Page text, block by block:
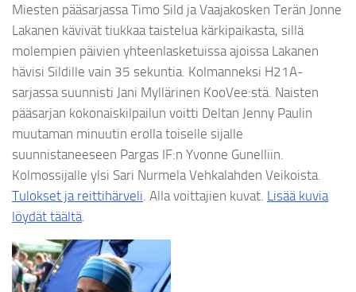
Miesten pääsarjassa Timo Sild ja Vaajakosken Terän Jonne
Lakanen kävivät tiukkaa taistelua kärkipaikasta, sillä
molempien päivien yhteenlasketuissa ajoissa Lakanen
hävisi Sildille vain 35 sekuntia. Kolmanneksi H21A-
sarjassa suunnisti Jani Myllärinen KooVee:stä. Naisten
pääsarjan kokonaiskilpailun voitti Deltan Jenny Paulin
muutaman minuutin erolla toiselle sijalle
suunnistaneeseen Pargas IF:n Yvonne Gunelliin.
Kolmossijalle ylsi Sari Nurmela Vehkalahden Veikoista.
Tulokset ja reittihärveli . Alla voittajien kuvat. Lisää kuvia
löydät täältä